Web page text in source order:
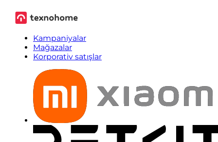
Kampaniyalar
Mağazalar
Korporativ satışlar